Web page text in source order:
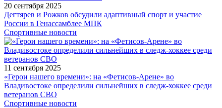
20 сентября 2025
Дегтярев и Рожков обсудили адаптивный спорт и участие
России в Генассамблее МПК
Спортивные новости
11 сентября 2025
«Герои нашего времени»: на «Фетисов-Арене» во
Владивостоке определили сильнейших в следж-хоккее среди
ветеранов СВО
Спортивные новости